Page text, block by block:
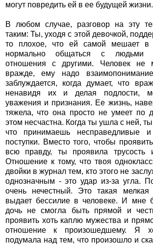
могут повредить ей в ее будущей жизни.
В любом случае, разговор на эту
таким: Ты, уходя с этой девочкой,
то плохое, что ей самой мешает в
нормально общаться с людьми
отношения с другими. Человек не
вражде, ему надо
заблуждается, когда думает, что
ненавидя их и делая подлости,
уважения и признания. Ее жизнь,
тяжела, что она просто не умеет по
этом несчастна. Когда ты ушла с ней,
что принимаешь несправедливые
поступки. Вместо того, чтобы
всю правду, ты проявила трусость
Отношение к тому, что твоя
двойки в журнал тем, кто этого не
однозначным - это удар из-за угла.
очень нечестный. Это такая мелкая
выдает бессилие в человеке. И мне
дочь не смогла быть прямой и
проявить хоть каплю мужества и
отношение к произошедшему. Я
подумала над тем, что произошло и